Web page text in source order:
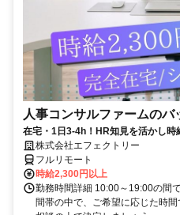
人事コンサルファームの
在宅・1日3-4h！HR知見を活かし時
株式会社エフェクトリー
フルリモート
時給2,300円以上
勤務時間詳細 10:00～19:00の間
間帯の中で、ご希望に応じた時